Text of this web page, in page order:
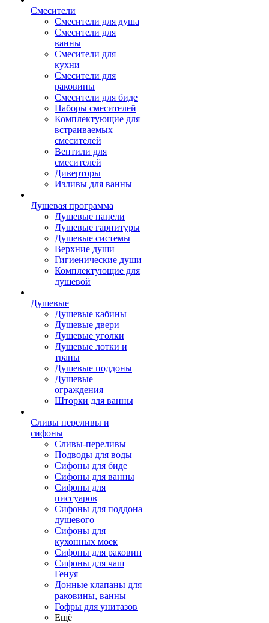
Смесители
Смесители для душа
Смесители для
ванны
Смесители для
кухни
Смесители для
раковины
Смесители для биде
Наборы смесителей
Комплектующие для
встраиваемых
смесителей
Вентили для
смесителей
Диверторы
Изливы для ванны
Душевая программа
Душевые панели
Душевые гарнитуры
Душевые системы
Верхние души
Гигиенические души
Комплектующие для
душевой
Душевые
Душевые кабины
Душевые двери
Душевые уголки
Душевые лотки и
трапы
Душевые поддоны
Душевые
ограждения
Шторки для ванны
Сливы переливы и
сифоны
Сливы-переливы
Подводы для воды
Сифоны для биде
Сифоны для ванны
Сифоны для
писсуаров
Сифоны для поддона
душевого
Сифоны для
кухонных моек
Сифоны для раковин
Сифоны для чаш
Генуя
Донные клапаны для
раковины, ванны
Гофры для унитазов
Ещё